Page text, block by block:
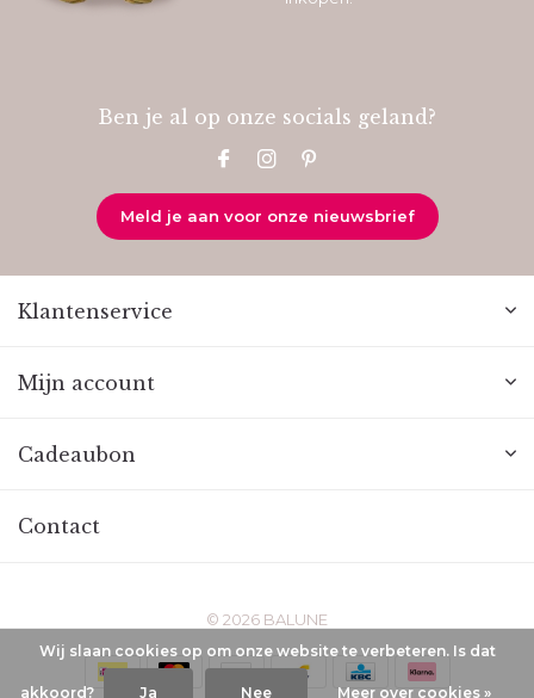
Ben je al op onze socials geland?
Meld je aan voor onze nieuwsbrief
Klantenservice
Mijn account
Cadeaubon
Contact
© 2026 BALUNE
Wij slaan cookies op om onze website te verbeteren. Is dat
akkoord? Ja Nee Meer over cookies »